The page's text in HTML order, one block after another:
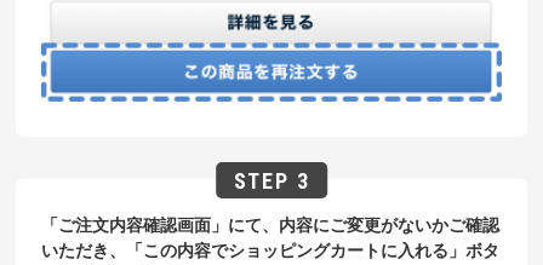
「ご注文内容確認画面」にて、内容にご変更がないかご確認
いただき、「この内容でショッピングカートに入れる」ボタ